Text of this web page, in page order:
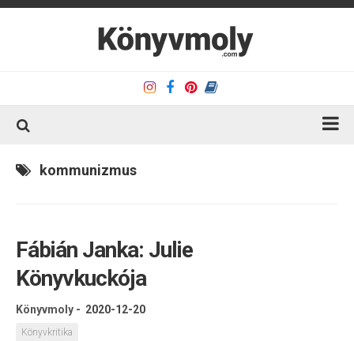
Kapcsolat
Olvasó sarok
Könyveim
Rólam
kommunizmus
Fábián Janka: Julie
Könyvkuckója
Könyvmoly - 2020-12-20
Könyvkritika